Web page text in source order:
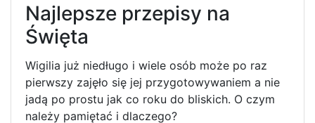
Najlepsze przepisy na
Święta
Wigilia już niedługo i wiele osób może po raz
pierwszy zajęło się jej przygotowywaniem a nie
jadą po prostu jak co roku do bliskich. O czym
należy pamiętać i dlaczego?